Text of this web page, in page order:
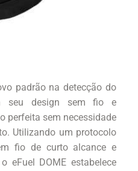
padrão na detecção do
seu design sem fio e
perfeita sem necessidade
Utilizando um protocolo
fio de curto alcance e
eFuel DOME estabelece